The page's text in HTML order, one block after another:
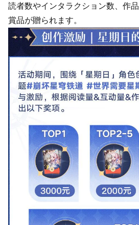
読者数やインタラクション数、作
賞品が贈られます。